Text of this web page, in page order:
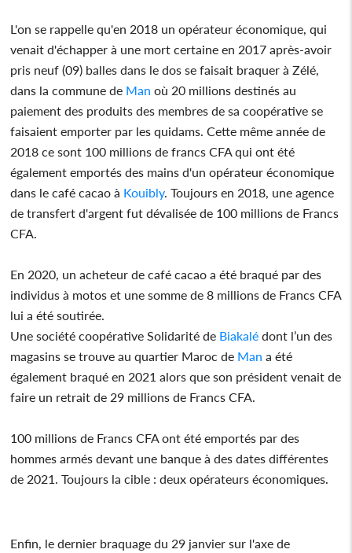
L'on se rappelle qu'en 2018 un opérateur économique, qui
venait d'échapper à une mort certaine en 2017 après-avoir
pris neuf (09) balles dans le dos se faisait braquer à Zélé,
dans la commune de Man où 20 millions destinés au
paiement des produits des membres de sa coopérative se
faisaient emporter par les quidams. Cette même année de
2018 ce sont 100 millions de francs CFA qui ont été
également emportés des mains d'un opérateur économique
dans le café cacao à Kouibly. Toujours en 2018, une agence
de transfert d'argent fut dévalisée de 100 millions de Francs
CFA.
En 2020, un acheteur de café cacao a été braqué par des
individus à motos et une somme de 8 millions de Francs CFA
lui a été soutirée.
Une société coopérative Solidarité de Biakalé dont l’un des
magasins se trouve au quartier Maroc de Man a été
également braqué en 2021 alors que son président venait de
faire un retrait de 29 millions de Francs CFA.
100 millions de Francs CFA ont été emportés par des
hommes armés devant une banque à des dates différentes
de 2021. Toujours la cible : deux opérateurs économiques.
Enfin, le dernier braquage du 29 janvier sur l'axe de